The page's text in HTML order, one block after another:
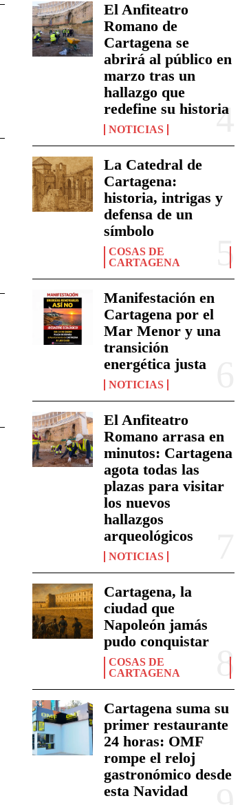
El Anfiteatro
Romano de
Cartagena se
abrirá al público en
marzo tras un
hallazgo que
redefine su historia
NOTICIAS
La Catedral de
Cartagena:
historia, intrigas y
defensa de un
símbolo
COSAS DE
CARTAGENA
Manifestación en
Cartagena por el
Mar Menor y una
transición
energética justa
NOTICIAS
El Anfiteatro
Romano arrasa en
minutos: Cartagena
agota todas las
plazas para visitar
los nuevos
hallazgos
arqueológicos
NOTICIAS
Cartagena, la
ciudad que
Napoleón jamás
pudo conquistar
COSAS DE
CARTAGENA
Cartagena suma su
primer restaurante
24 horas: OMF
rompe el reloj
gastronómico desde
esta Navidad